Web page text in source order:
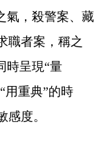
氣，殺警案、藏
職者案，稱之
時呈現“量
用重典”的時
度。